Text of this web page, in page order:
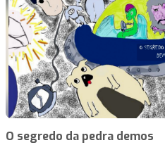
O segredo da pedra demos